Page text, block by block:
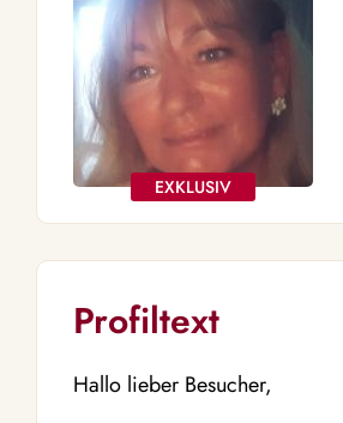
Profiltext
Hallo lieber Besucher,